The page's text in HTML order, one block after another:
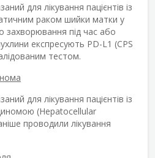
для лікування пацієнтів із
раком шийки матки у
захворювання під час або
експресують PD-L1 (CPS
тестом.
для лікування пацієнтів із
(Hepatocellular
проводили лікування